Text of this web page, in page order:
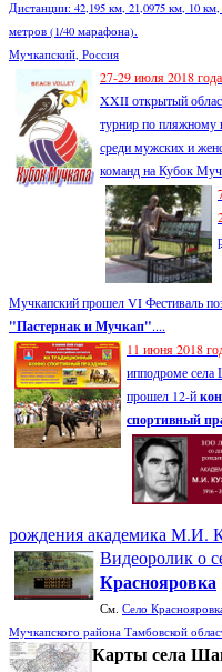
Дистанции: 42,195 км, 21,0975 км, 10 км,
метров (1/40 марафона).
Мучкапский, Россия
27-29 июля 2018 года
XXII открытый
турнир по пляжному
среди мужских и
команд на Кубок
Мучкапский прошел VI Фестиваль
"Пастернак и Мучкап"....
11 июня 2018
ипподроме
прошел 12-й
спортивный
рождения академика М.И.
Видеоролик о
Краснояровка
См. Село
Мучкапского района Тамбовской
Карты села